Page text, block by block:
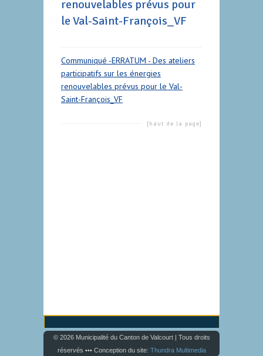
renouvelables prévus pour
le Val-Saint-François_VF
Communiqué -ERRATUM - Des ateliers
participatifs sur les énergies
renouvelables prévus pour le Val-
Saint-François_VF
[haut de la page]
© 2026 Municipalité du Canton de Valcourt | Tous droits
réservés ••• Conception du site: Thundra Multimedia